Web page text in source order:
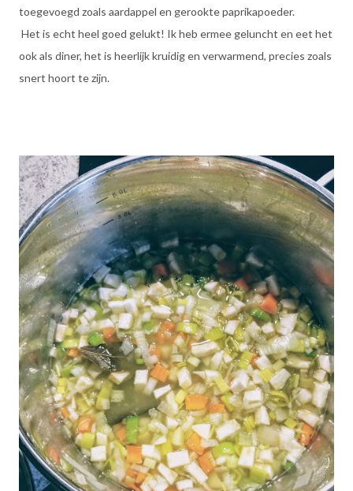
toegevoegd zoals aardappel en gerookte paprikapoeder.
Het is echt heel goed gelukt! Ik heb ermee geluncht en eet het
ook als diner, het is heerlijk kruidig en verwarmend, precies zoals
snert hoort te zijn.